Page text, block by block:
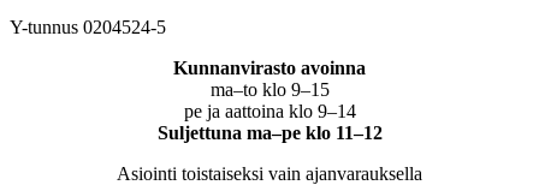
Y-tunnus 0204524-5
Kunnanvirasto avoinna
ma–to klo 9–15
pe ja aattoina klo 9–14
Suljettuna ma–pe klo 11–12
Asiointi toistaiseksi vain ajanvarauksella